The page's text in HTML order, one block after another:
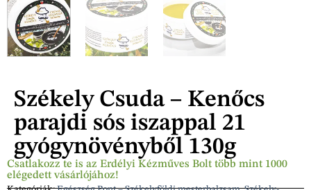
Csatlakozz te is az Erdélyi Kézműves Bolt több mint 1000
elégedett vásárlójához!
Székely Csuda – Kenőcs
parajdi sós iszappal 21
gyógynövényből 130g